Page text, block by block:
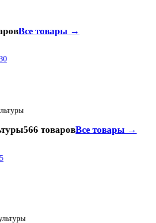
Все товары →
566 товаровВсе товары →